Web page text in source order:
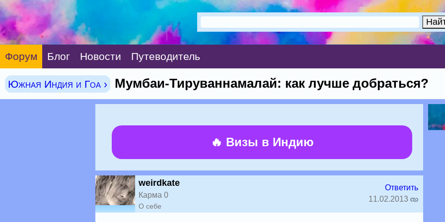
Форум Блог Новости Путеводитель
Южная Индия и Гоа › Мумбаи-Тируваннамалай: как лучше добраться?
🔥 Визы в Индию
weirdkate
Карма 0
О себе
Ответить
11.02.2013